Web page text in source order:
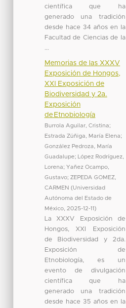
científica que ha
generado una tradición
desde hace 34 años en la
Facultad de Ciencias de la
...
Memorias de las XXXV
Exposición de Hongos,
XXI Exposición de
Biodiversidad y 2a.
Exposición
de Etnobiología
Burrola Aguilar, Cristina;
Estrada Zúñiga, María Elena;
González Pedroza, María
Guadalupe;
López Rodríguez,
Lorena; Yañez Ocampo,
Gustavo; ZEPEDA GOMEZ,
CARMEN (Universidad
Autónoma del Estado de
México, 2025-12-11)
La XXXV Exposición de
Hongos, XXI Exposición
de Biodiversidad y 2da.
Exposición de
Etnobiología, es un
evento de divulgación
científica que ha
generado una tradición
desde hace 35 años en la